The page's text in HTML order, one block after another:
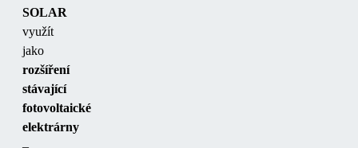
SOLAR
využít
jako
rozšíření
stávající
fotovoltaické
elektrárny